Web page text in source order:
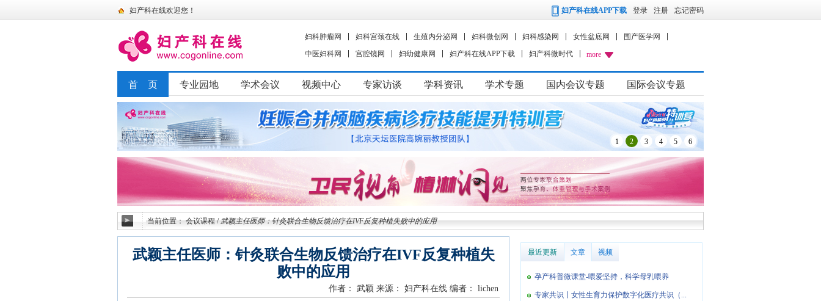
妇产科在线欢迎您！ 妇产科在线APP下载 登录 注册 忘记密码
妇科肿瘤网 妇科宫颈在线 生殖内分泌网 妇科微创网 妇科感染网 女性盆底网
围产医学网
中医妇科网
宫腔镜网 妇幼健康网 妇产科在线APP下载 妇产科微时代 more
首 页 专业园地 学术会议 视频中心 专家访谈 学科资讯 学术专题 国内会议专题 国际会议专题
1 2 3 4 5 6
当前位置：会议课程 / 武颖主任医师：针灸联合生物反馈治疗在IVF反复种植失败中的应用
武颖主任医师：针灸联合生物反馈治疗在IVF反复种植失
败中的应用
作者： 武颖 来源： 妇产科在线 编者： lichen
最近更新 文章 视频
孕产科普微课堂-喂爱坚持，科学母乳喂养
专家共识丨女性生育力保护数字化医疗共识（...